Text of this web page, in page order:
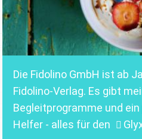
Die Fidolino GmbH ist ab
Fidolino-Verlag. Es gibt
Begleitprogramme und
Helfer - alles für den